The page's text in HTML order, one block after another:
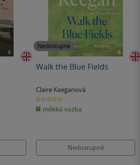
Nedostupné
Walk the Blue Fields
Claire Keeganová
0.0
z
5
hvězdiček
měkká vazba
Nedostupné